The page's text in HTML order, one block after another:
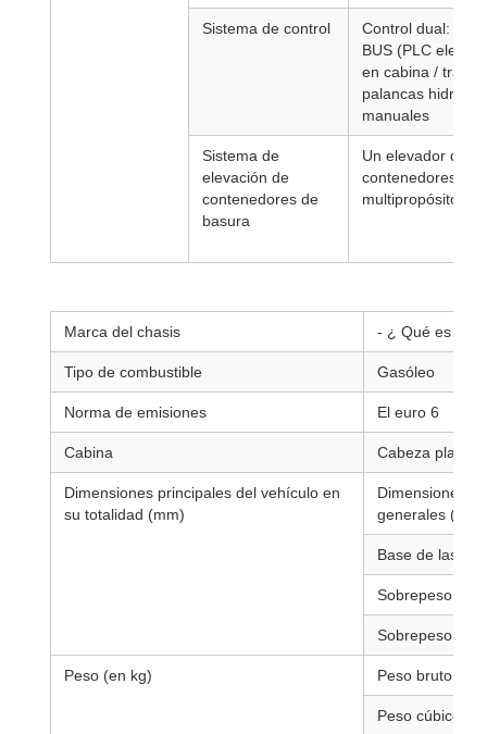
Sistema de control
Control dual:
BUS (PLC
en cabina /
palancas
manuales
Sistema de
elevación de
contenedores de
basura
Un elevador de
contenedores
multipropósito
Marca del chasis - ¿ Qué es
Tipo de combustible Gasóleo
Norma de emisiones El euro 6
Cabina Cabeza plana
Dimensiones principales del vehículo en
su totalidad (mm)
Dimensiones
generales
Base de las
Sobrepeso
Sobrepeso
Peso (en kg) Peso bruto
Peso cúbico